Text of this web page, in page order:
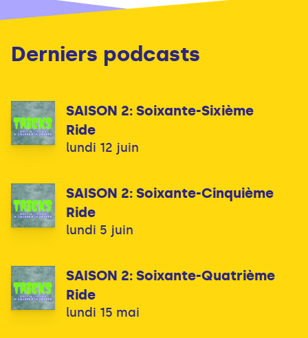
Derniers podcasts
SAISON 2: Soixante-Sixième
Ride
lundi 12 juin
SAISON 2: Soixante-Cinquième
Ride
lundi 5 juin
SAISON 2: Soixante-Quatrième
Ride
lundi 15 mai